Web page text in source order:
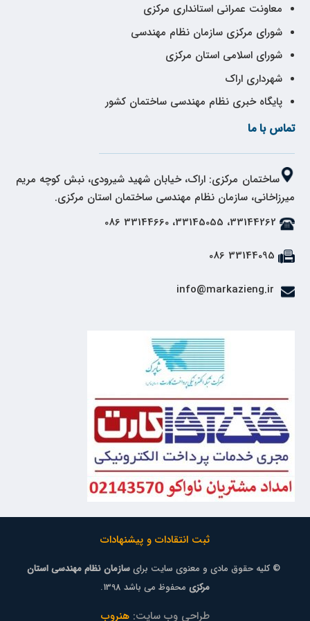
معاونت عمرانی استانداری مرکزی
شورای مرکزی سازمان نظام مهندسی
شورای اسلامی استان مرکزی
شهرداری اراک
پایگاه خبری نظام مهندسی ساختمان کشور
تماس با ما
ساختمان مرکزی: اراک، خیابان شهید شیرودی، نبش کوچه مریم
میرزاخانی، سازمان نظام مهندسی ساختمان استان مرکزی.
33144262، 33145055، 33144660 086
33144095 086
ثبت انتقادات و پیشنهادات
© کلیه حقوق مادی و معنوی سایت برایسازمان نظام مهندسی استان
مرکزی محفوظ می باشد 1398.
طراحی وب سایت:هنروب